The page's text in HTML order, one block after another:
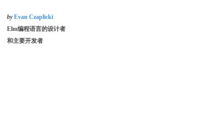
by Evan Czaplicki
Elm编程语言的设计者
和主要开发者